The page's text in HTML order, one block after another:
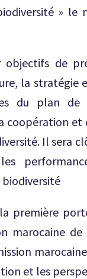
» le
de
la stratégie
du plan de
coopération
Il sera
biodiversité
première
marocaine
et les